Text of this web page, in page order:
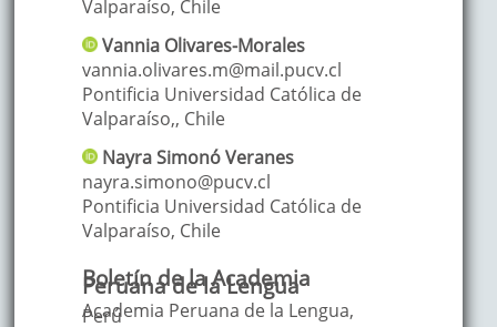
Valparaíso, Chile
Vannia Olivares-Morales
vannia.olivares.m@mail.pucv.cl
Pontificia Universidad Católica de
Valparaíso,, Chile
NayraSimonó Veranes
nayra.simono@pucv.cl
Pontificia Universidad Católica de
Valparaíso, Chile
Boletín de la Academia
Peruana de la Lengua
Academia Peruana de la Lengua,
Perú